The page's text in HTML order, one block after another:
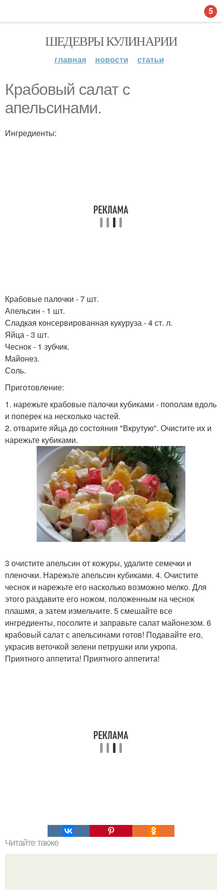
ШЕДЕВРЫ КУЛИНАРИИ
главная новости статьи
Крабовый салат с
апельсинами.
Ингредиенты:
Крабовые палочки - 7 шт.
Апельсин - 1 шт.
Сладкая консервированная кукуруза - 4 ст. л.
Яйца - 3 шт.
Чеснок - 1 зубчик.
Майонез.
Соль.
Приготовление:
1. нарежьте крабовые палочки кубиками - пополам вдоль
и поперек на несколько частей.
2. отварите яйца до состояния "Вкрутую". Очистите их и
нарежьте кубиками.
3 очистите апельсин от кожуры, удалите семечки и
пленочки. Нарежьте апельсин кубиками. 4. Очистите
чеснок и нарежьте его насколько возможно мелко. Для
этого раздавите его ножом, положенным на чеснок
плашмя, а затем измельчите. 5 смешайте все
ингредиенты, посолите и заправьте салат майонезом. 6
крабовый салат с апельсинами готов! Подавайте его,
украсив веточкой зелени петрушки или укропа.
Приятного аппетита! Приятного аппетита!
Читайте также
5